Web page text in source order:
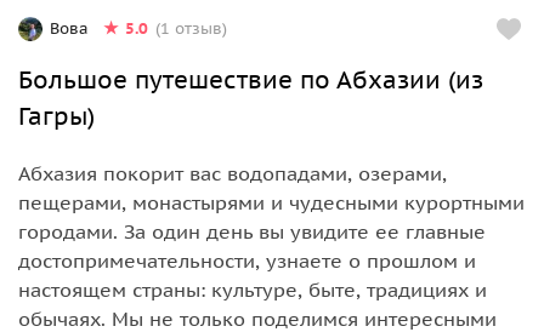
Вова 5.0 (1 отзыв)
Большое путешествие по Абхазии (из
Гагры)
Абхазия покорит вас водопадами, озерами,
пещерами, монастырями и чудесными курортными
городами. За один день вы увидите ее главные
достопримечательности, узнаете о прошлом и
настоящем страны: культуре, быте, традициях и
обычаях. Мы не только поделимся интересными